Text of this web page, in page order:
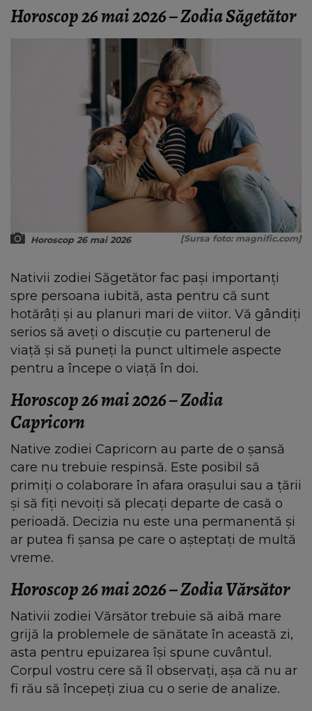
Horoscop 26 mai 2026 – Zodia Săgetător
Horoscop 26 mai 2026 [Sursa foto: magnific.com]
Nativii zodiei Săgetător fac pași importanți
spre persoana iubită, asta pentru că sunt
hotărâți și au planuri mari de viitor. Vă gândiți
serios să aveți o discuție cu partenerul de
viață și să puneți la punct ultimele aspecte
pentru a începe o viață în doi.
Horoscop 26 mai 2026 – Zodia
Capricorn
Native zodiei Capricorn au parte de o șansă
care nu trebuie respinsă. Este posibil să
primiți o colaborare în afara orașului sau a țării
și să fiți nevoiți să plecați departe de casă o
perioadă. Decizia nu este una permanentă și
ar putea fi șansa pe care o așteptați de multă
vreme.
Horoscop 26 mai 2026 – Zodia Vărsător
Nativii zodiei Vărsător trebuie să aibă mare
grijă la problemele de sănătate în această zi,
asta pentru epuizarea își spune cuvântul.
Corpul vostru cere să îl observați, așa că nu ar
fi rău să începeți ziua cu o serie de analize.